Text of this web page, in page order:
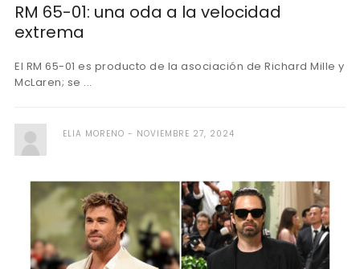
RM 65-01: una oda a la velocidad
extrema
El RM 65-01 es producto de la asociación de Richard Mille y
McLaren; se ...
ELIA MORENO NOVIEMBRE 27, 2024